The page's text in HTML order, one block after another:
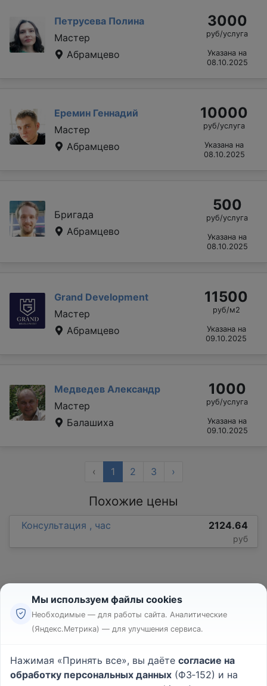
Петрусева Полина
Мастер
Абрамцево
3000
руб/услуга
Указана на
08.10.2025
Еремин Геннадий
Мастер
Абрамцево
10000
руб/услуга
Указана на
08.10.2025
Бригада
Абрамцево
500
руб/услуга
Указана на
08.10.2025
Grand Development
Мастер
Абрамцево
11500
руб/м2
Указана на
09.10.2025
Медведев Александр
Мастер
Балашиха
1000
руб/услуга
Указана на
09.10.2025
‹ 1 2 3 ›
Похожие цены
Консультация , час 2124.64
руб
Реклама
Пользовательское соглашение
Политика конфиденциальности
Мы используем файлы cookies
Необходимые — для работы сайта. Аналитические
(Яндекс.Метрика) — для улучшения сервиса.
Нажимая «Принять все», вы даёте согласие на
обработку персональных данных (ФЗ‑152) и на